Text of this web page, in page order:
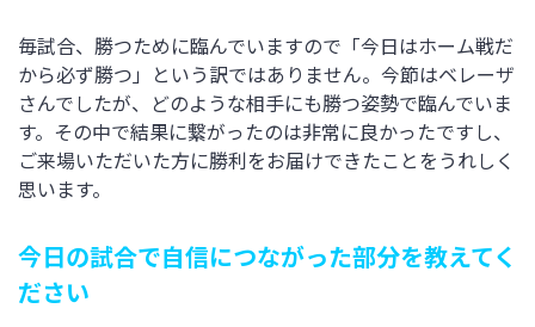
毎試合、勝つために臨んでいますので「今日はホーム戦だ
から必ず勝つ」という訳ではありません。今節はベレーザ
さんでしたが、どのような相手にも勝つ姿勢で臨んでいま
す。その中で結果に繋がったのは非常に良かったですし、
ご来場いただいた方に勝利をお届けできたことをうれしく
思います。
今日の試合で自信につながった部分を教えてく
ださい